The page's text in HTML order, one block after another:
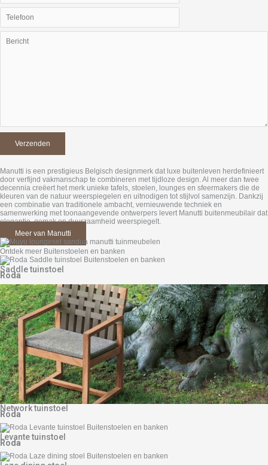
Manutti is een prestigieus Belgisch designmerk dat luxe buitenleven herdefinieert
door verfijnd vakmanschap te combineren met tijdloze design. Al meer dan twee
decennia creëert het merk unieke tafels, stoelen, lounges en sfeermakers die de
kleuren van de natuur weerspiegelen en uitnodigen tot stijlvol samenzijn. Dankzij
een combinatie van traditionele ambacht, vernieuwende techniek en
samenwerking met toonaangevende ontwerpers levert Manutti buitenmeubilair dat
elegantie, gemak en duurzaamheid weerspiegelt.
Meer van Manutti
Ontdek meer Buitenstoelen en banken
Saddle tuinstoel
Roda
Network tuinstoel
Roda
Levante tuinstoel
Roda